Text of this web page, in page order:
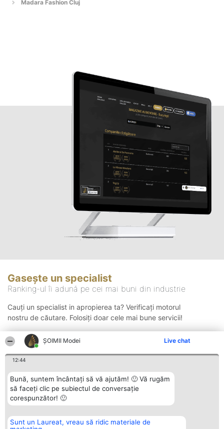
ȘOIMII Modei Live chat
12:44
Bună, suntem încântați să vă ajutăm! 🙂 Vă rugăm
să faceți clic pe subiectul de conversație
corespunzător! 🙂
Sunt un Laureat, vreau să ridic materiale de
Madara Fashion Cluj
Gasește un specialist
Ranking-ul îi adună pe cei mai buni din industrie
Cauți un specialist in apropierea ta? Verificați motorul
nostru de căutare. Folosiți doar cele mai bune servicii!
Organizator Ranking Plebiscyt Contact